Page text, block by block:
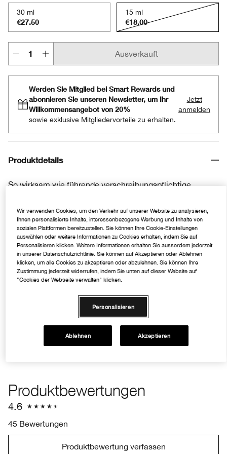
30 ml
€27.50
15 ml
€18.00
Ausverkauft
Werden Sie Mitglied bei Smart Rewards und
abonnieren Sie unseren Newsletter, um Ihr
Willkommensangebot von 20%
sowie exklusive Mitgliedervorteile zu erhalten.
Jetzt
anmelden
Produktdetails
So wirksam wie führende verschreibungspflichtige
tägliche Pflege bekämpft Hautunreinheiten bereits ab
dem ersten Auftragen und verhindert das Auftreten neuer
Hautunreinheiten. Für sichtbar reinere Haut – jeden Tag.
Formel
Allergiegetestet. Nicht komedogen.
Produktbewertungen
4.6
45 Bewertungen
Produktbewertung verfassen
Wir verwenden Cookies, um den Verkehr auf unserer Website zu analysieren,
Ihnen personalisierte Inhalte, interessenbezogene Werbung und Inhalte von
sozialen Plattformen bereitzustellen. Sie können Ihre Cookie-Einstellungen
auswählen oder weitere Informationen zu Cookies erhalten, indem Sie auf
Personalisieren klicken. Weitere Informationen erhalten Sie ausserdem jederzeit
in unserer Datenschutzrichtlinie. Sie können auf Akzeptieren oder Ablehnen
klicken, um alle Cookies zu akzeptieren oder abzulehnen. Sie können Ihre
Zustimmung jederzeit widerrufen, indem Sie unten auf dieser Website auf
"Cookies der Webseite verwalten" klicken.
Personalisieren
Ablehnen Akzeptieren